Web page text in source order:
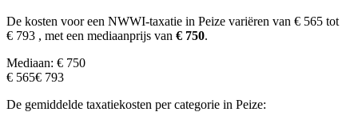
De kosten voor een NWWI-taxatie in Peize variëren van € 565 tot
€ 793 , met een mediaanprijs van € 750.
Mediaan: € 750
€ 565€ 793
De gemiddelde taxatiekosten per categorie in Peize: